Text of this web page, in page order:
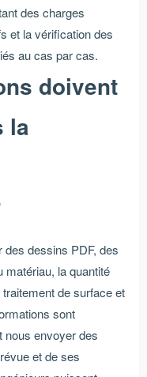
des charges
et la vérification des
au cas par cas.
doivent
la
dessins PDF, des
matériau, la quantité
de surface et
sont
nous envoyer des
et de ses